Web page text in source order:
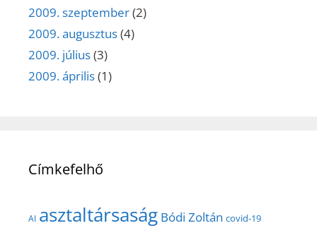
2009. szeptember(2)
2009. augusztus(4)
2009. július(3)
2009. április(1)
Címkefelhő
AI asztaltársaság Bódi Zoltán covid-19